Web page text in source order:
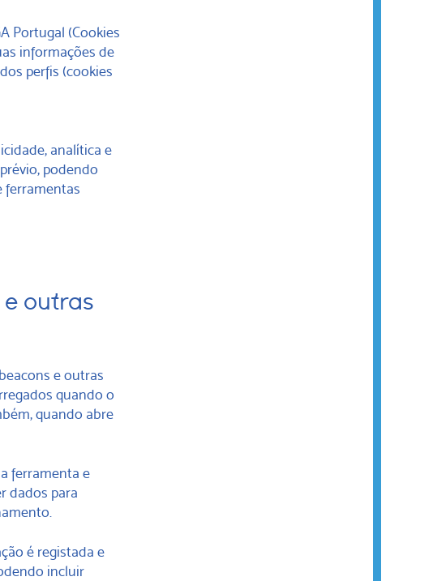
Portugal (Cookies
informações de
perfis (cookies
analítica e
podendo
ferramentas
outras
e outras
quando o
quando abre
ferramenta e
dados para
é registada e
incluir